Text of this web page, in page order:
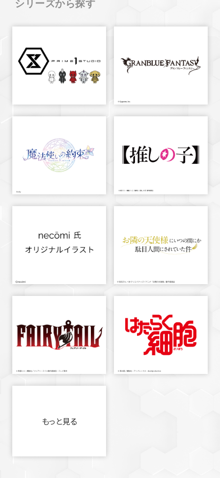
シリーズから探す
もっと見る